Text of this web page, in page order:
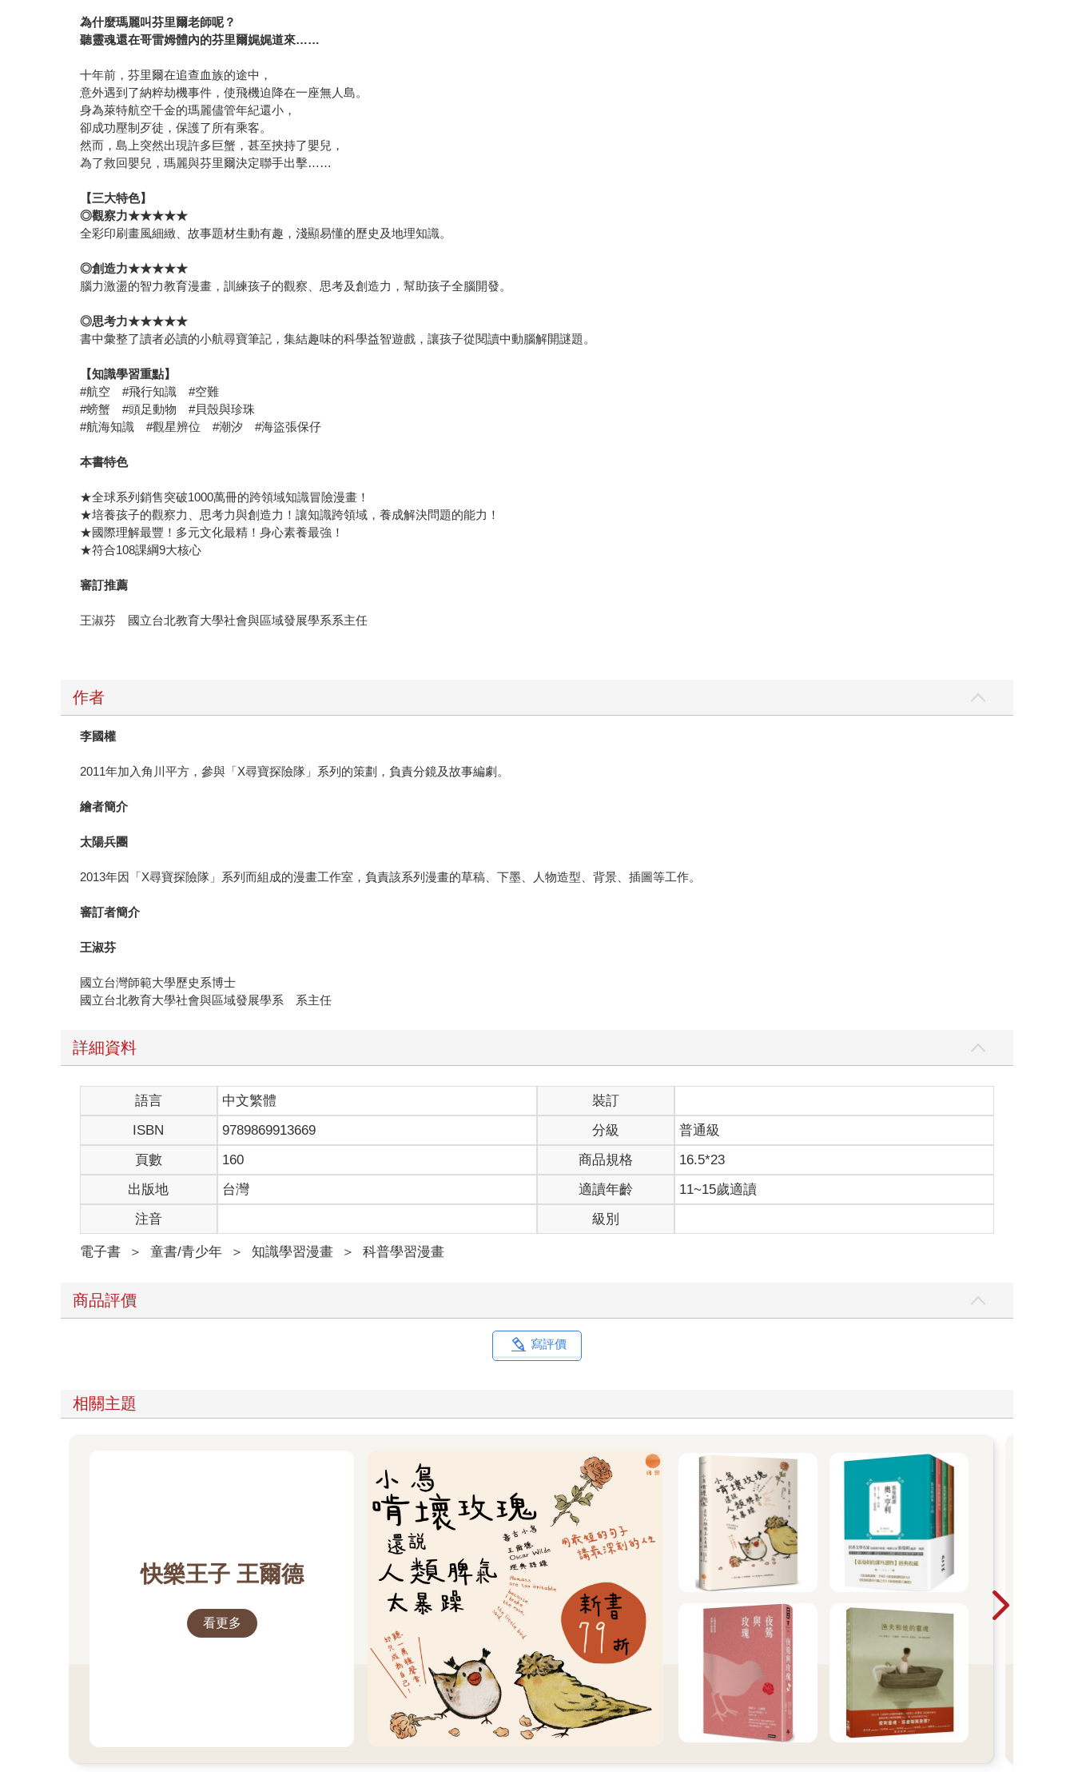
為什麼瑪麗叫芬里爾老師呢？
聽靈魂還在哥雷姆體內的芬里爾娓娓道來……
十年前，芬里爾在追查血族的途中，
意外遇到了納粹劫機事件，使飛機迫降在一座無人島。
身為萊特航空千金的瑪麗儘管年紀還小，
卻成功壓制歹徒，保護了所有乘客。
然而，島上突然出現許多巨蟹，甚至挾持了嬰兒，
為了救回嬰兒，瑪麗與芬里爾決定聯手出擊……
【三大特色】
◎觀察力★★★★★
全彩印刷畫風細緻、故事題材生動有趣，淺顯易懂的歷史及地理知識。
◎創造力★★★★★
腦力激盪的智力教育漫畫，訓練孩子的觀察、思考及創造力，幫助孩子全腦開發。
◎思考力★★★★★
書中彙整了讀者必讀的小航尋寶筆記，集結趣味的科學益智遊戲，讓孩子從閱讀中動腦解開謎題。
【知識學習重點】
#航空 #飛行知識 #空難
#螃蟹 #頭足動物 #貝殼與珍珠
#航海知識 #觀星辨位 #潮汐 #海盜張保仔
本書特色
★全球系列銷售突破1000萬冊的跨領域知識冒險漫畫！
★培養孩子的觀察力、思考力與創造力！讓知識跨領域，養成解決問題的能力！
★國際理解最豐！多元文化最精！身心素養最強！
★符合108課綱9大核心
審訂推薦
王淑芬 國立台北教育大學社會與區域發展學系系主任
作者
李國權
2011年加入角川平方，參與「X尋寶探險隊」系列的策劃，負責分鏡及故事編劇。
繪者簡介
太陽兵團
2013年因「X尋寶探險隊」系列而組成的漫畫工作室，負責該系列漫畫的草稿、下墨、人物造型、背景、插圖等工作。
審訂者簡介
王淑芬
國立台灣師範大學歷史系博士
國立台北教育大學社會與區域發展學系 系主任
詳細資料
語言 中文繁體
裝訂
ISBN
9789869913669 分級
普通級
頁數
160 商品規格
16.5*23
出版地
台灣 適讀年齡
11~15歲適讀
注音
級別
電子書 ＞ 童書/青少年 ＞ 知識學習漫畫 ＞ 科普學習漫畫
商品評價
寫評價
相關主題
快樂王子 王爾德
看更多